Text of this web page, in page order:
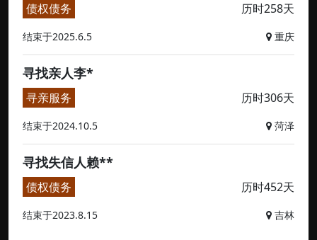
债权债务 历时258天
结束于2025.6.5 重庆
寻找亲人李*
寻亲服务 历时306天
结束于2024.10.5 菏泽
寻找失信人赖**
债权债务 历时452天
结束于2023.8.15 吉林